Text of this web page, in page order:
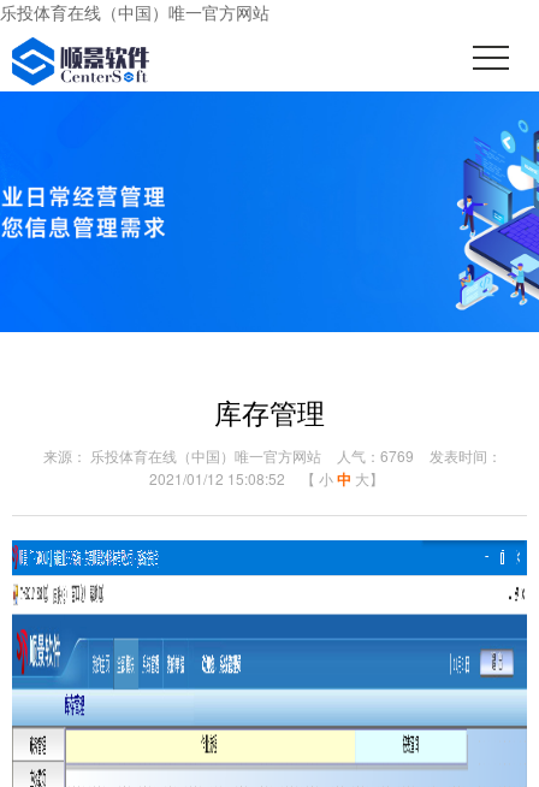
乐投体育在线（中国）唯一官方网站
库存管理
来源： 乐投体育在线（中国）唯一官方网站 人气：6769
发表时间：
2021/01/12 15:08:52
【 小中 大】